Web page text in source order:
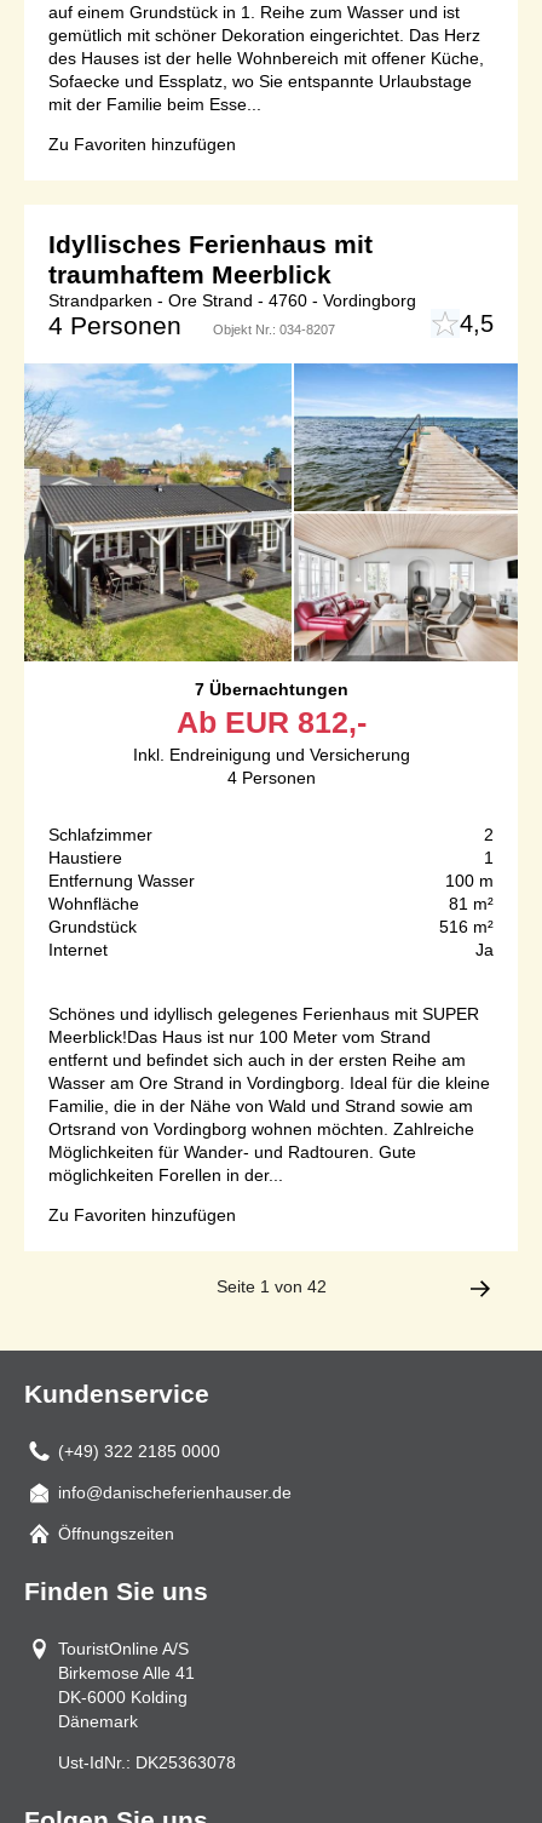
auf einem Grundstück in 1. Reihe zum Wasser und ist
gemütlich mit schöner Dekoration eingerichtet. Das Herz
des Hauses ist der helle Wohnbereich mit offener Küche,
Sofaecke und Essplatz, wo Sie entspannte Urlaubstage
mit der Familie beim Esse...
Zu Favoriten hinzufügen
Idyllisches Ferienhaus mit
traumhaftem Meerblick
Strandparken - Ore Strand - 4760 - Vordingborg
4 Personen Objekt Nr.: 034-8207 4,5
7 Übernachtungen
Ab EUR 812,-
Inkl. Endreinigung und Versicherung
4 Personen
Schlafzimmer
2
Haustiere
1
Entfernung Wasser
100 m
Wohnfläche
81 m²
Grundstück
516 m²
Internet
Ja
Schönes und idyllisch gelegenes Ferienhaus mit SUPER
Meerblick!Das Haus ist nur 100 Meter vom Strand
entfernt und befindet sich auch in der ersten Reihe am
Wasser am Ore Strand in Vordingborg. Ideal für die kleine
Familie, die in der Nähe von Wald und Strand sowie am
Ortsrand von Vordingborg wohnen möchten. Zahlreiche
Möglichkeiten für Wander- und Radtouren. Gute
möglichkeiten Forellen in der...
Zu Favoriten hinzufügen
Seite 1 von 42
Kundenservice
(+49) 322 2185 0000
Mail
info@danischeferienhauser.de
Öffnungszeiten
Finden Sie uns
TouristOnline A/S
Birkemose Alle 41
DK-6000 Kolding
Dänemark
Ust-IdNr.: DK25363078